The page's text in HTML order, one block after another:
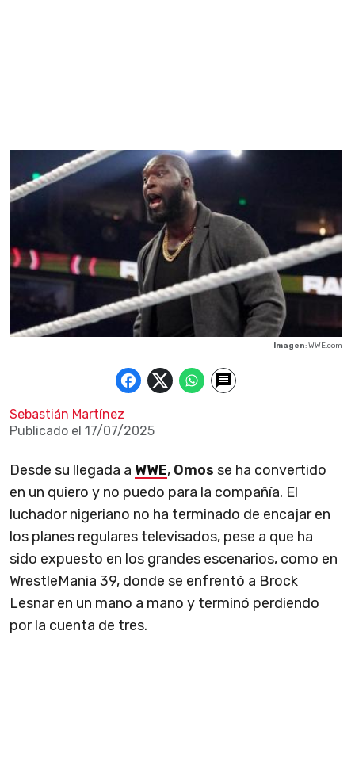
Imagen: WWE.com
Sebastián Martínez
Publicado el 17/07/2025
Desde su llegada a WWE, Omos se ha convertido
en un quiero y no puedo para la compañía. El
luchador nigeriano no ha terminado de encajar en
los planes regulares televisados, pese a que ha
sido expuesto en los grandes escenarios, como en
WrestleMania 39, donde se enfrentó a Brock
Lesnar en un mano a mano y terminó perdiendo
por la cuenta de tres.